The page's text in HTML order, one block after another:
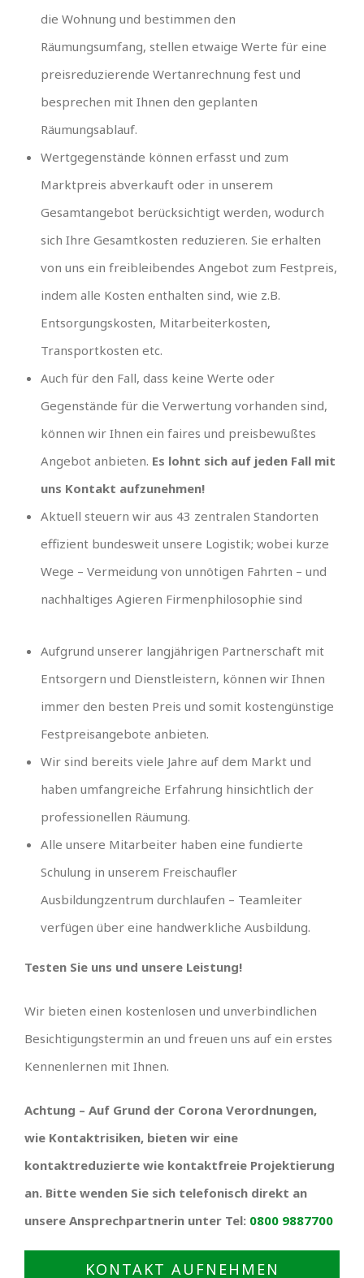
die Wohnung und bestimmen den
Räumungsumfang, stellen etwaige Werte für eine
preisreduzierende Wertanrechnung fest und
besprechen mit Ihnen den geplanten
Räumungsablauf.
Wertgegenstände können erfasst und zum
Marktpreis abverkauft oder in unserem
Gesamtangebot berücksichtigt werden, wodurch
sich Ihre Gesamtkosten reduzieren. Sie erhalten
von uns ein freibleibendes Angebot zum Festpreis,
indem alle Kosten enthalten sind, wie z.B.
Entsorgungskosten, Mitarbeiterkosten,
Transportkosten etc.
Auch für den Fall, dass keine Werte oder
Gegenstände für die Verwertung vorhanden sind,
können wir Ihnen ein faires und preisbewußtes
Angebot anbieten. Es lohnt sich auf jeden Fall mit
uns Kontakt aufzunehmen!
Aktuell steuern wir aus 43 zentralen Standorten
effizient bundesweit unsere Logistik; wobei kurze
Wege – Vermeidung von unnötigen Fahrten – und
nachhaltiges Agieren Firmenphilosophie sind
Aufgrund unserer langjährigen Partnerschaft mit
Entsorgern und Dienstleistern, können wir Ihnen
immer den besten Preis und somit kostengünstige
Festpreisangebote anbieten.
Wir sind bereits viele Jahre auf dem Markt und
haben umfangreiche Erfahrung hinsichtlich der
professionellen Räumung.
Alle unsere Mitarbeiter haben eine fundierte
Schulung in unserem Freischaufler
Ausbildungzentrum durchlaufen – Teamleiter
verfügen über eine handwerkliche Ausbildung.
Testen Sie uns und unsere Leistung!
Wir bieten einen kostenlosen und unverbindlichen
Besichtigungstermin an und freuen uns auf ein erstes
Kennenlernen mit Ihnen.
Achtung – Auf Grund der Corona Verordnungen,
wie Kontaktrisiken, bieten wir eine
kontaktreduzierte wie kontaktfreie Projektierung
an. Bitte wenden Sie sich telefonisch direkt an
unsere Ansprechpartnerin unter Tel: 0800 9887700
KONTAKT AUFNEHMEN